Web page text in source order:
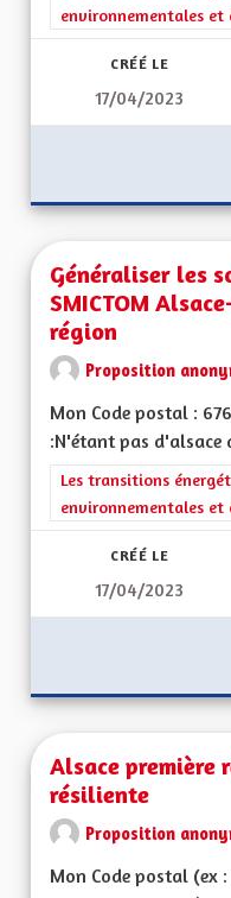
environnementales et
CRÉÉ LE
17/04/2023
Généraliser les
SMICTOM
région
Proposition
Mon Code postal :
:N'étant pas d'alsace
Filtrer les résultats de
Les transitions
environnementales et
CRÉÉ LE
17/04/2023
Alsace première
résiliente
Proposition
Mon Code postal (ex